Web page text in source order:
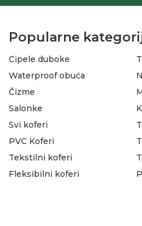
Popularne
Cipele duboke
Waterproof obuća
Čizme
Salonke
Svi koferi
PVC Koferi
Tekstilni koferi
Fleksibilni koferi